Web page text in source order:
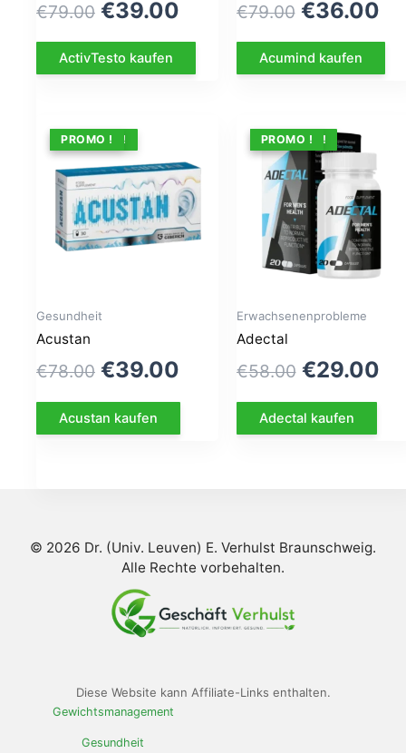
€79.00 Le
prix
initial
€39.00
prix
ActivTesto kaufen
€79.00 Le
prix
initial
€36.00Le
Acumind kaufen
ANGEBOT !
PROMO !
Gesundheit
Acustan
€78.00 Le
prix
initial
€39.00
prix
Acustan kaufen
ANGEBOT !
PROMO !
Erwachsenenprobleme
Adectal
€58.00 Le
prix
initial
€29.00Le
Adectal kaufen
© 2026 Dr. (Univ. Leuven) E. Verhulst Braunschweig.
Alle Rechte vorbehalten.
Diese Website kann Affiliate-Links enthalten.
Gewichtsmanagement
Gesundheit